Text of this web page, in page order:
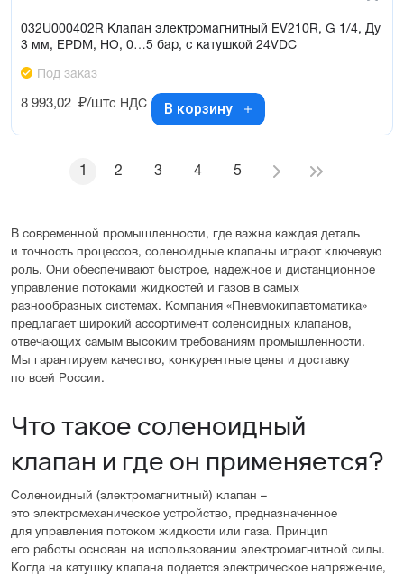
032U000402R Клапан электромагнитный EV210R, G 1/4, Ду
3 мм, EPDM, НО, 0…5 бар, с катушкой 24VDC
Под заказ
8 993,02 ₽/штс НДС В корзину
1 2 3 4 5
В современной промышленности, где важна каждая деталь
и точность процессов, соленоидные клапаны играют ключевую
роль. Они обеспечивают быстрое, надежное и дистанционное
управление потоками жидкостей и газов в самых
разнообразных системах. Компания «Пневмокипавтоматика»
предлагает широкий ассортимент соленоидных клапанов,
отвечающих самым высоким требованиям промышленности.
Мы гарантируем качество, конкурентные цены и доставку
по всей России.
Что такое соленоидный
клапан и где он применяется?
Соленоидный (электромагнитный) клапан –
это электромеханическое устройство, предназначенное
для управления потоком жидкости или газа. Принцип
его работы основан на использовании электромагнитной силы.
Когда на катушку клапана подается электрическое напряжение,